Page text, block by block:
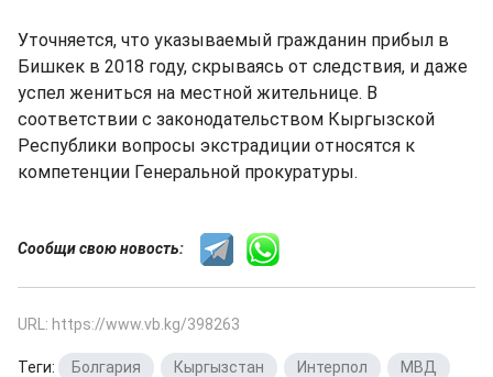
Уточняется, что указываемый гражданин прибыл в
Бишкек в 2018 году, скрываясь от следствия, и даже
успел жениться на местной жительнице. В
соответствии с законодательством Кыргызской
Республики вопросы экстрадиции относятся к
компетенции Генеральной прокуратуры.
Сообщи свою новость:
URL: https://www.vb.kg/398263
Теги: Болгария Кыргызстан Интерпол МВД